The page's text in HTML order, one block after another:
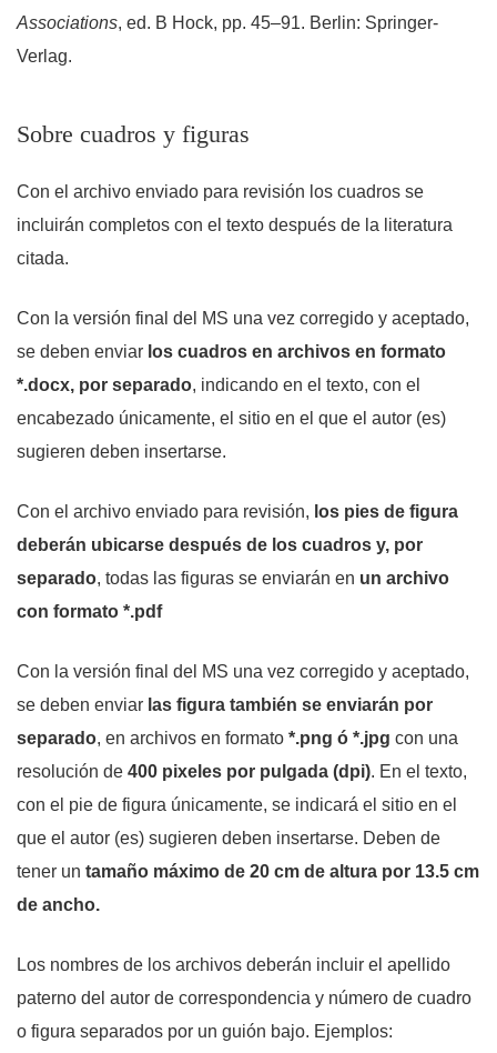
Associations, ed. B Hock, pp. 45–91. Berlin: Springer-
Verlag.
Sobre cuadros y figuras
Con el archivo enviado para revisión los cuadros se
incluirán completos con el texto después de la literatura
citada.
Con la versión final del MS una vez corregido y aceptado,
se deben enviar los cuadros en archivos en formato
*.docx, por separado, indicando en el texto, con el
encabezado únicamente, el sitio en el que el autor (es)
sugieren deben insertarse.
Con el archivo enviado para revisión, los pies de figura
deberán ubicarse después de los cuadros y, por
separado, todas las figuras se enviarán en un archivo
con formato *.pdf
Con la versión final del MS una vez corregido y aceptado,
se deben enviar las figura también se enviarán por
separado, en archivos en formato *.png ó *.jpg con una
resolución de 400 pixeles por pulgada (dpi). En el texto,
con el pie de figura únicamente, se indicará el sitio en el
que el autor (es) sugieren deben insertarse. Deben de
tener un tamaño máximo de 20 cm de altura por 13.5 cm
de ancho.
Los nombres de los archivos deberán incluir el apellido
paterno del autor de correspondencia y número de cuadro
o figura separados por un guión bajo. Ejemplos: